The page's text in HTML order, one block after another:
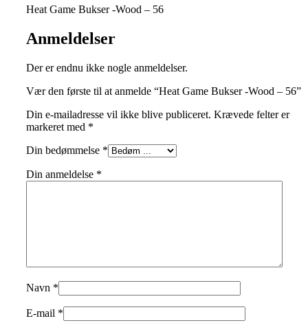
Heat Game Bukser -Wood – 56
Anmeldelser
Der er endnu ikke nogle anmeldelser.
Vær den første til at anmelde “Heat Game Bukser -Wood – 56”
Din e-mailadresse vil ikke blive publiceret. Krævede felter er
markeret med *
Din bedømmelse *
Din anmeldelse *
Navn *
E-mail *